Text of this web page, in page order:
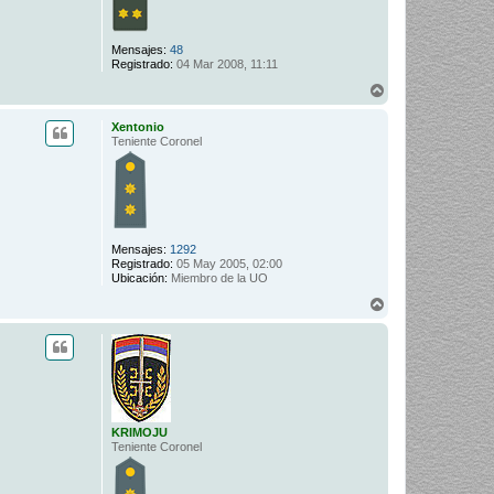
Mensajes: 48
Registrado: 04 Mar 2008, 11:11
Xentonio
Teniente Coronel
Mensajes: 1292
Registrado: 05 May 2005, 02:00
Ubicación: Miembro de la UO
KRIMOJU
Teniente Coronel